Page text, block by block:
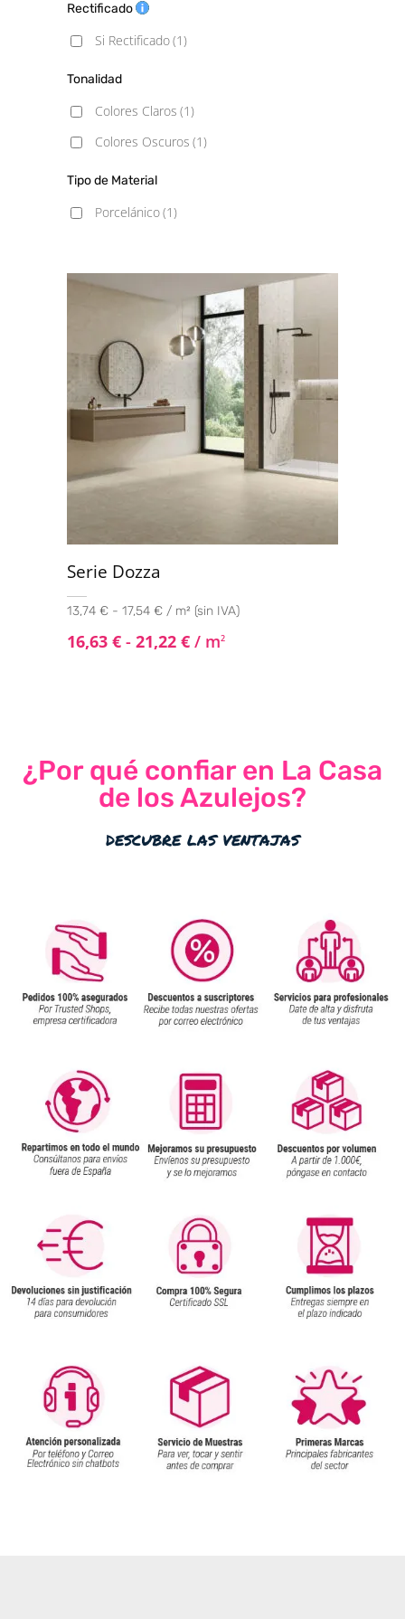
Rectificado
Si Rectificado(1)
Tonalidad
Colores Claros (1)
Colores Oscuros (1)
Tipo de Material
Porcelánico(1)
Serie Dozza
13,74 € - 17,54 € / m² (sin IVA)
16,63 € - 21,22 € / m2
¿Por qué confiar en La Casa
de los Azulejos?
descubre las ventajas